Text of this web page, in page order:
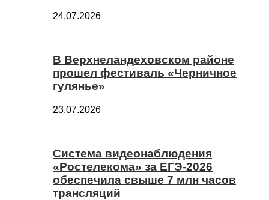
24.07.2026
В Верхнеландеховском районе
прошел фестиваль «Черничное
гулянье»
23.07.2026
Система видеонаблюдения
«Ростелекома» за ЕГЭ-2026
обеспечила свыше 7 млн часов
трансляций